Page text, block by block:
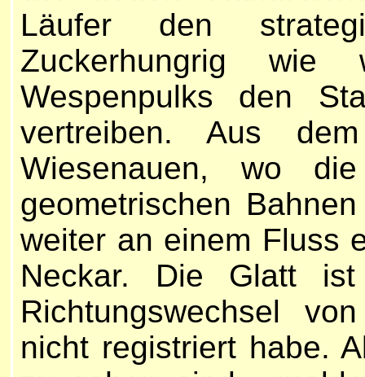
Läufer den
Zuckerhungrig wie
Wespenpulks den
vertreiben. Aus
Wiesenauen, wo
geometrischen
weiter an einem Fluss
Neckar. Die Glatt
Richtungswechsel
nicht registriert habe.